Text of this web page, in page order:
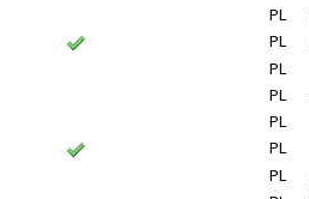
PL
PL
PL
PL
PL
PL
PL